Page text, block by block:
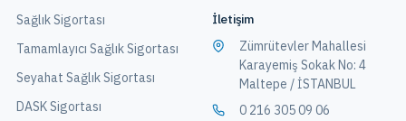
Sağlık Sigortası
Tamamlayıcı Sağlık Sigortası
Seyahat Sağlık Sigortası
DASK Sigortası
İletişim
Zümrütevler Mahallesi
Karayemiş Sokak No: 4
Maltepe / İSTANBUL
0 216 305 09 06